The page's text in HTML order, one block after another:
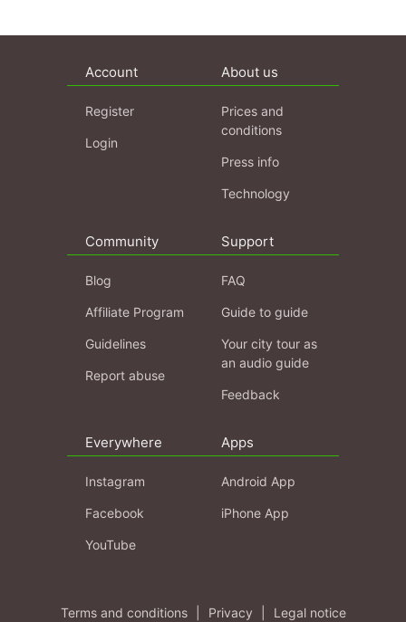
Account
Register
Login
About us
Prices and
conditions
Press info
Technology
Community
Blog
Affiliate Program
Guidelines
Report abuse
Support
FAQ
Guide to guide
Your city tour as
an audio guide
Feedback
Everywhere
Instagram
Facebook
YouTube
Apps
Android App
iPhone App
Terms and conditions Privacy Legal notice